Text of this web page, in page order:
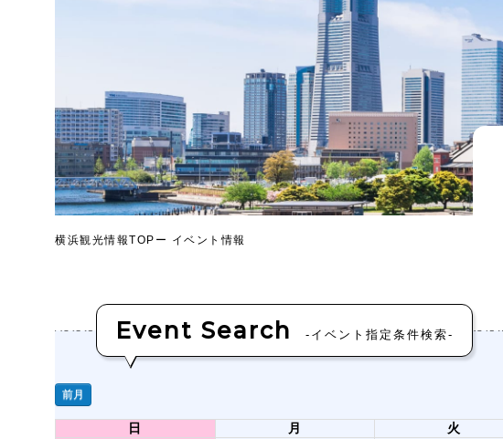
横浜観光情報TOP イベント情報
Event Search -イベント指定条件検索-
前月
日 月 火